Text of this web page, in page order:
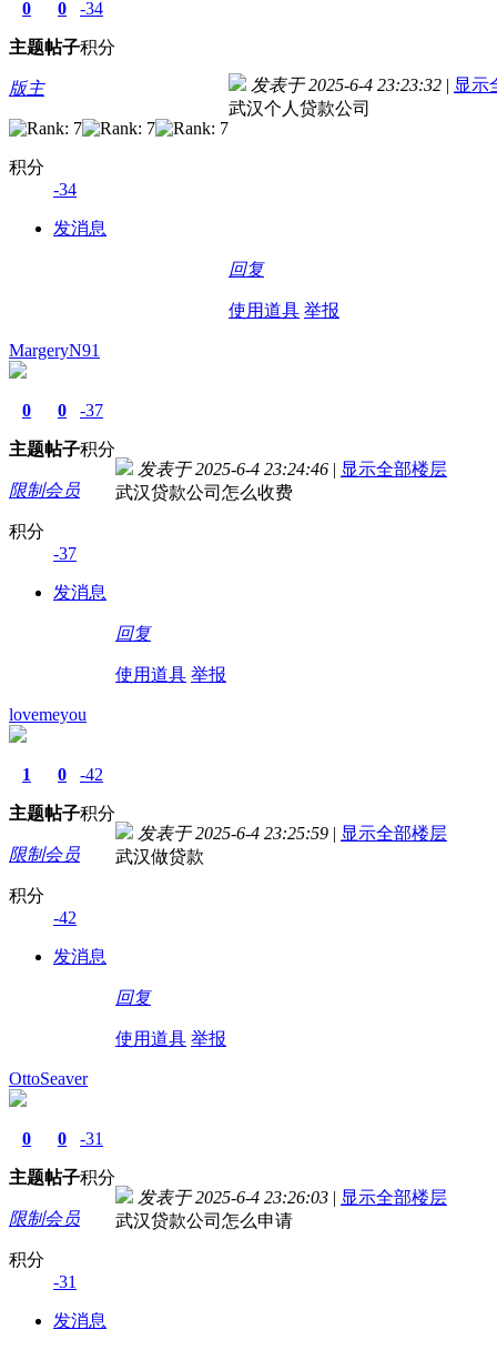
0
主题
0
帖子
-34
积分
版主
积分
-34
发消息
发表于 2025-6-4 23:23:32 | 显示
武汉个人贷款公司
回复
使用道具 举报
MargeryN91
0
主题
0
帖子
-37
积分
限制会员
积分
-37
发消息
发表于 2025-6-4 23:24:46 | 显示全部楼层
武汉贷款公司怎么收费
回复
使用道具 举报
lovemeyou
1
主题
0
帖子
-42
积分
限制会员
积分
-42
发消息
发表于 2025-6-4 23:25:59 | 显示全部楼层
武汉做贷款
回复
使用道具 举报
OttoSeaver
0
主题
0
帖子
-31
积分
限制会员
积分
-31
发消息
发表于 2025-6-4 23:26:03 | 显示全部楼层
武汉贷款公司怎么申请